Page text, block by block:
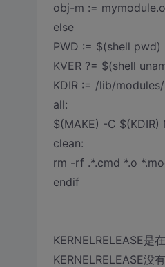
obj-m := mymodule.o
else
PWD := $(shell pwd)
KVER ?= $(shell
KDIR := /lib/
all:
$(MAKE) -C $(KDIR)
clean:
rm -rf .*.cmd *.o
endif
KERNELRELEASE是
KERNELRELEASE没